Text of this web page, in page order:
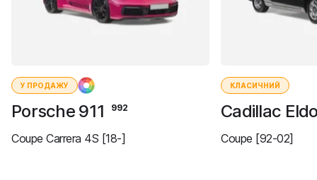
У ПРОДАЖУ
Porsche 911 992
Coupe Carrera 4S [18-]
КЛАСИЧНИЙ
Cadillac
Coupe [92-02]